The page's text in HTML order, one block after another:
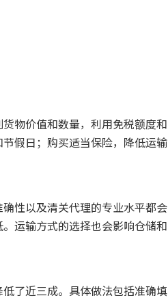
物价值和数量，利用免税额度和
假日；购买适当保险，降低运输
性以及清关代理的专业水平都会
运输方式的选择也会影响仓储和
了近三成。具体做法包括准确填